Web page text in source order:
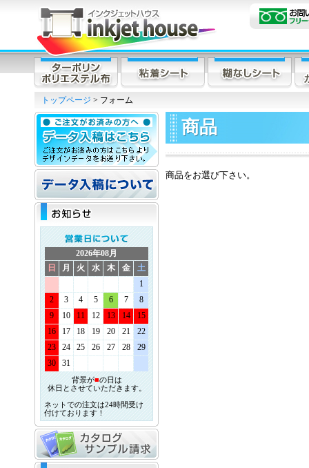
トップページ > フォーム
2026年08月
日
月 火 水 木 金
土
1
2
3 4 5 6 7
8
9
10 11 12 13 14
15
16
17 18 19 20 21
22
23
24 25 26 27 28
29
30
31
背景が■の日は
休日とさせていただきます。
ネットでの注文は24時間受け
付けております！
商品
商品をお選び下さい。